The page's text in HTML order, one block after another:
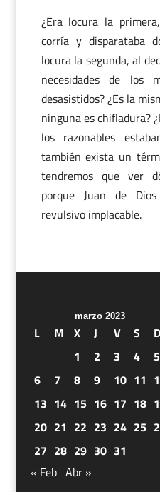
¿Era locura la
corría y disparataba
locura la segunda, al
necesidades de los
desasistidos? ¿Es la
ninguna es chifladura?
los razonables
también exista un
tendremos que ver
porque Juan de
revulsivo implacable.
marzo 2023
L M X J V S
D
1
2 3 4
5
6
7 8 9 10 11
13 14 15 16 17 18
20 21 22 23 24 25
27 28 29 30 31
« Feb Abr »